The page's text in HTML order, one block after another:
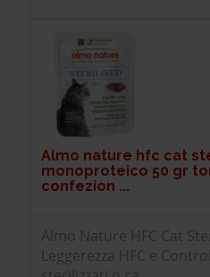
Almo nature hfc cat
monoproteico 50 gr
confezion ...
Almo Nature HFC Cat
Leggerezza HFC e